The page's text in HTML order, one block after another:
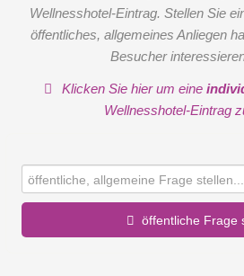
Wellnesshotel-Eintrag. Stellen Sie
öffentliches, allgemeines Anliegen
Besucher
Klicken Sie hier um eine
Wellnesshotel-Eintrag
öffentliche Frage